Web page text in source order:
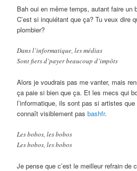
Bah oui en même temps, autant faire un
C’est si inquiétant que ça? Tu veux dire
plombier?
Dans l’informatique, les médias
Sont fiers d’payer beaucoup d’impôts
Alors je voudrais pas me vanter, mais
ça paie si bien que ça. Et les mecs qui
l’informatique, ils sont pas si artistes
connaît visiblement pasbashfr.
Les bobos, les bobos
Les bobos, les bobos
Je pense que c’est le meilleur refrain de